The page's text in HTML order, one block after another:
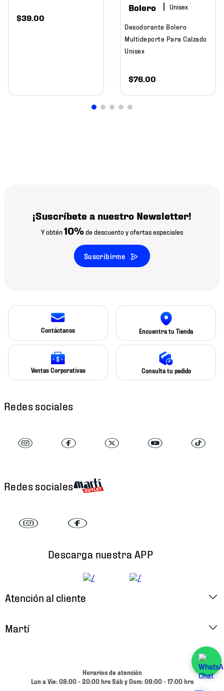
$39.00
Bolero
Desodorante Bolero
Multideporte Para Calzado
Unisex
$76.00
¡Suscríbete a nuestro Newsletter!
Y obtén10% de descuento y ofertas especiales
Suscribirme
Contáctanos Encuentra tu Tienda
Ventas Corporativas Consulta tu pedido
Redes sociales
Redes sociales
Descarga nuestra APP
Atención al cliente
Cambios y Devoluciones
Martí
Horarios de atención
Lun a Vie: 08:00 - 20:00 hrs Sáb y Dom: 09:00 - 17:00 hrs